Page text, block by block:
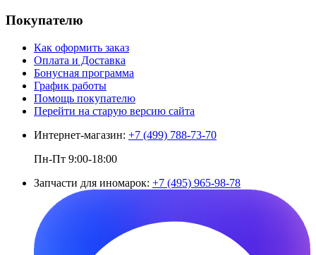
Покупателю
Как оформить заказ
Оплата и Доставка
Бонусная программа
График работы
Помощь покупателю
Перейти на старую версию сайта
Интернет-магазин: +7 (499) 788-73-70
Пн-Пт 9:00-18:00
Запчасти для иномарок: +7 (495) 965-98-78